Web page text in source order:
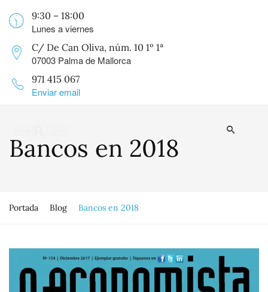
9:30 – 18:00
Lunes a viernes
C/ De Can Oliva, núm. 10 1º 1ª
07003 Palma de Mallorca
971 415 067
Enviar email
Bancos en 2018
Portada Blog Bancos en 2018